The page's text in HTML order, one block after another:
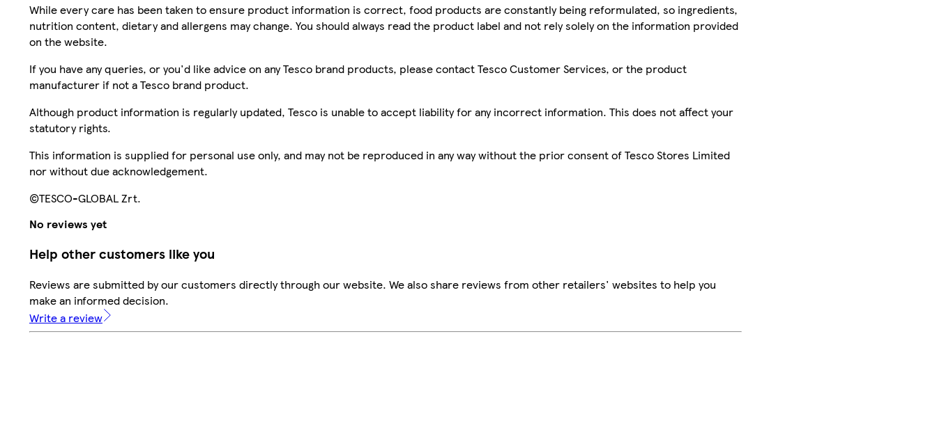
While every care has been taken to ensure product information is correct, food products are constantly being reformulated, so ingredients,
nutrition content, dietary and allergens may change. You should always read the product label and not rely solely on the information provided
on the website.
If you have any queries, or you'd like advice on any Tesco brand products, please contact Tesco Customer Services, or the product
manufacturer if not a Tesco brand product.
Although product information is regularly updated, Tesco is unable to accept liability for any incorrect information. This does not affect your
statutory rights.
This information is supplied for personal use only, and may not be reproduced in any way without the prior consent of Tesco Stores Limited
nor without due acknowledgement.
©TESCO-GLOBAL Zrt.
No reviews yet
Help other customers like you
Reviews are submitted by our customers directly through our website. We also share reviews from other retailers' websites to help you
make an informed decision.
Write a review